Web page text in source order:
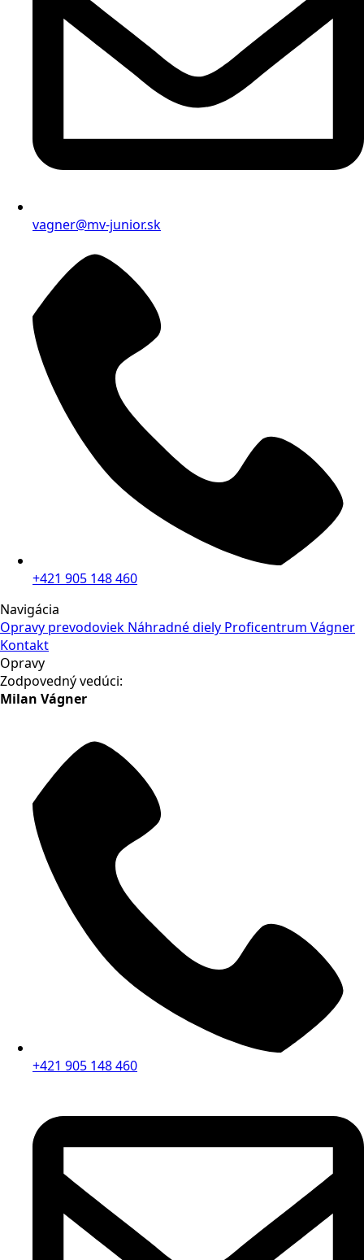
vagner@mv-junior.sk
+421 905 148 460
Navigácia
Opravy prevodoviek Náhradné diely Proficentrum Vágner
Kontakt
Opravy
Zodpovedný vedúci:
Milan Vágner
+421 905 148 460